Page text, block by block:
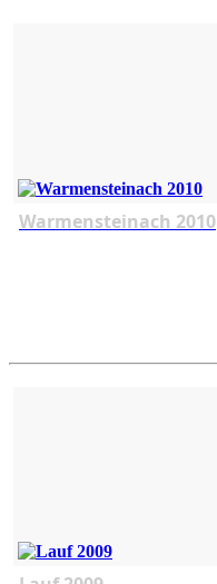
Warmensteinach 2010